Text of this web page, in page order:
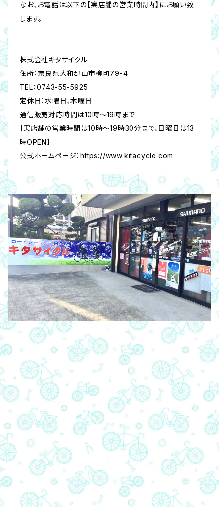
なお、お電話は以下の【実店舗の営業時間内】にお願い致
します。
株式会社キタサイクル
住所：奈良県大和郡山市柳町79-4
TEL：0743-55-5925
定休日：水曜日、木曜日
通信販売対応時間は10時～19時まで
【実店舗の営業時間は10時～19時30分まで、日曜日は13
時OPEN】
公式ホームページ：https://www.kitacycle.com